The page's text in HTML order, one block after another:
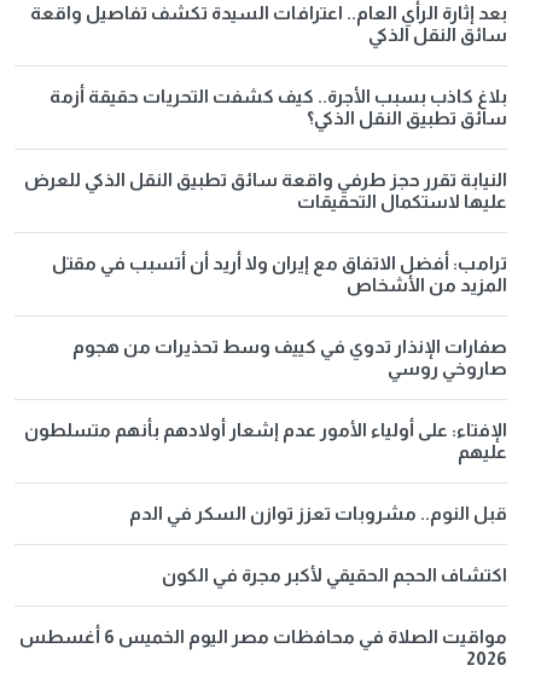
بعد إثارة الرأي العام.. اعترافات السيدة تكشف تفاصيل واقعة
سائق النقل الذكي
بلاغ كاذب بسبب الأجرة.. كيف كشفت التحريات حقيقة أزمة
سائق تطبيق النقل الذكي؟
النيابة تقرر حجز طرفي واقعة سائق تطبيق النقل الذكي للعرض
عليها لاستكمال التحقيقات
ترامب: أفضل الاتفاق مع إيران ولا أريد أن أتسبب في مقتل
المزيد من الأشخاص
صفارات الإنذار تدوي في كييف وسط تحذيرات من هجوم
صاروخي روسي
الإفتاء: على أولياء الأمور عدم إشعار أولادهم بأنهم متسلطون
عليهم
قبل النوم.. مشروبات تعزز توازن السكر في الدم
اكتشاف الحجم الحقيقي لأكبر مجرة في الكون
مواقيت الصلاة في محافظات مصر اليوم الخميس 6 أغسطس
2026